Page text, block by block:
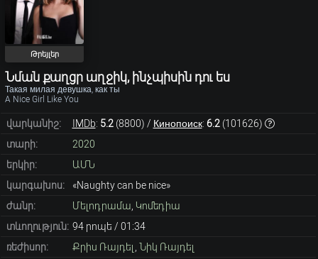
Թրեյլեր
Նման քաղցր աղջիկ, ինչպիսին դու ես
Такая милая девушка, как ты
A Nice Girl Like You
վարկանիշ: IMDb: 5.2(8800) / Кинопоиск: 6.2(101626)
տարի:
2020
երկիր:
ԱՄՆ
կարգախոս:
«Naughty can be nice»
ժանր:
Մելոդրամա Կոմեդիա
տևողություն: 94 րոպե / 01։34
ռեժիսոր:
Քրիս Ռայդել Նիկ Ռայդել